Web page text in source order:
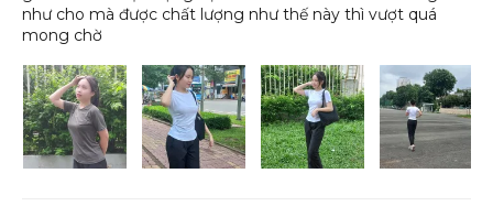
như cho mà được chất lượng như thế này thì vượt quá
mong chờ